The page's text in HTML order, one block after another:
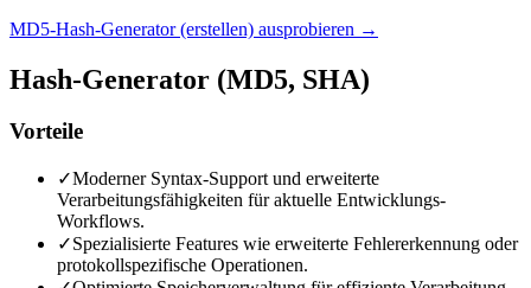
MD5-Hash-Generator (erstellen) ausprobieren →
Hash-Generator (MD5, SHA)
Vorteile
✓Moderner Syntax-Support und erweiterte
Verarbeitungsfähigkeiten für aktuelle Entwicklungs-
Workflows.
✓Spezialisierte Features wie erweiterte Fehlererkennung oder
protokollspezifische Operationen.